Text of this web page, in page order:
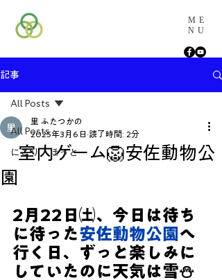
ME
NU
記事
All Posts
にこり・ほっと
All Posts
室内ゲーム🦁安佐動物公
園
里 ふたつかの
2025年3月6日 読了時間: 2分
2月22日㈯、今日は待ち
に待った安佐動物公園 へ
行く日、ずっと楽しみに
していたのに天気は雪⛄